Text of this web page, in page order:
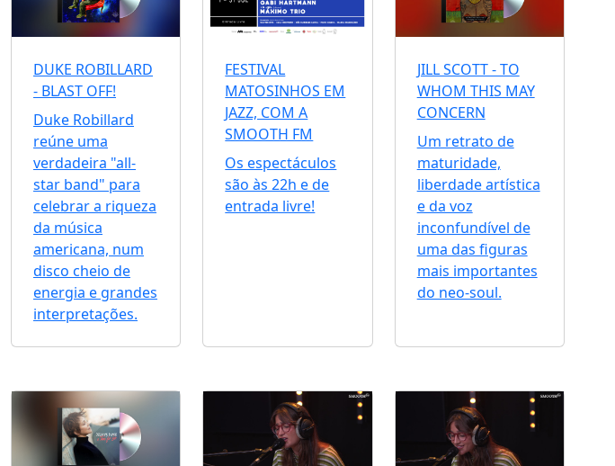
DUKE ROBILLARD
- BLAST OFF!
Duke Robillard
reúne uma
verdadeira "all-
star band" para
celebrar a riqueza
da música
americana, num
disco cheio de
energia e grandes
interpretações.
FESTIVAL
MATOSINHOS EM
JAZZ, COM A
SMOOTH FM
Os espectáculos
são às 22h e de
entrada livre!
JILL SCOTT - TO
WHOM THIS MAY
CONCERN
Um retrato de
maturidade,
liberdade artística
e da voz
inconfundível de
uma das figuras
mais importantes
do neo-soul.